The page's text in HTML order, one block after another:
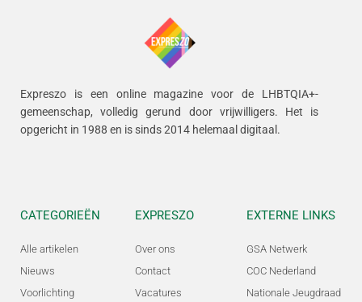
Expreszo is een online magazine voor de LHBTQIA+-
gemeenschap, volledig gerund door vrijwilligers. Het is
opgericht in 1988 en is sinds 2014 helemaal digitaal.
CATEGORIEËN
Alle artikelen
Nieuws
Voorlichting
EXPRESZO
Over ons
Contact
Vacatures
EXTERNE LINKS
GSA Netwerk
COC Nederland
Nationale Jeugdraad